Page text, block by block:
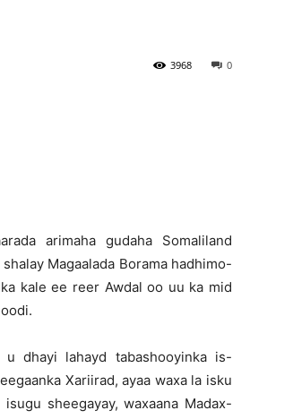
0
3968
arimaha gudaha Somaliland
Magaalada Borama hadhimo-
kale ee reer Awdal oo uu ka mid
u dhayi lahayd tabashooyinka is-
Xariirad, ayaa waxa la isku
sheegayay, waxaana Madax-